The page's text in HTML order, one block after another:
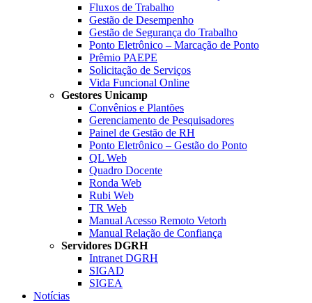
Fluxos de Trabalho
Gestão de Desempenho
Gestão de Segurança do Trabalho
Ponto Eletrônico – Marcação de Ponto
Prêmio PAEPE
Solicitação de Serviços
Vida Funcional Online
Gestores Unicamp
Convênios e Plantões
Gerenciamento de Pesquisadores
Painel de Gestão de RH
Ponto Eletrônico – Gestão do Ponto
QL Web
Quadro Docente
Ronda Web
Rubi Web
TR Web
Manual Acesso Remoto Vetorh
Manual Relação de Confiança
Servidores DGRH
Intranet DGRH
SIGAD
SIGEA
Notícias